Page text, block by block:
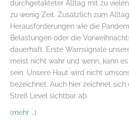
Brandenburg
durchgetakteter Alltag mit zu
zu wenig Zeit. Zusätzlich zum
Herausforderungen wie die
Belastungen oder die
dauerhaft. Erste Warnsignale
meist nicht wahr­­­­­ und wenn, kann
sein. Unsere Haut wird nicht
bezeichnet. Auch hier zeichnet
Streß Level sichtbar ab.
(mehr …)